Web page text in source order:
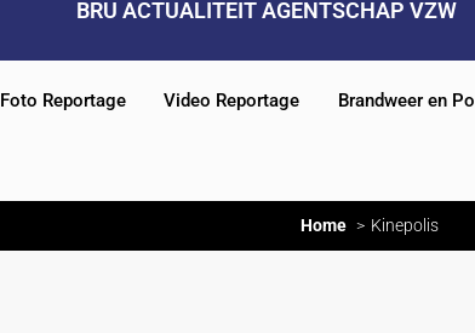
BRU ACTUALITEIT AGENTSCHAP VZW
Foto Reportage Video Reportage Brandweer en
Home Kinepolis